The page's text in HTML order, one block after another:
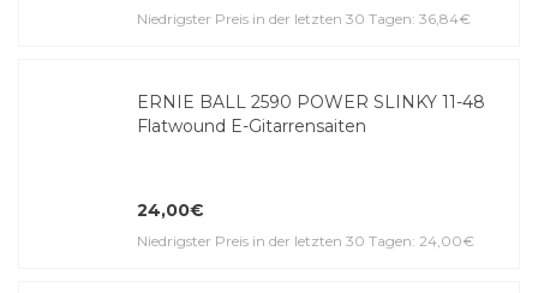
Niedrigster Preis in der letzten 30 Tagen: 36,84€
ERNIE BALL 2590 POWER SLINKY 11-48
Flatwound E-Gitarrensaiten
24,00€
Niedrigster Preis in der letzten 30 Tagen: 24,00€